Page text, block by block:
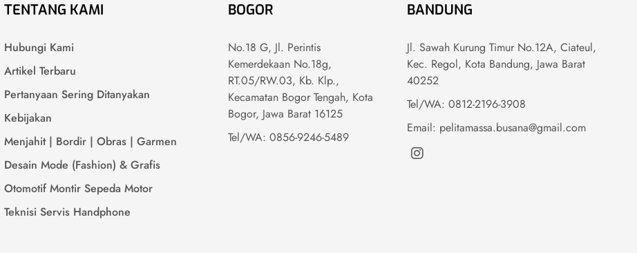
TENTANG KAMI
Hubungi Kami
Artikel Terbaru
Pertanyaan Sering Ditanyakan
Kebijakan
Menjahit | Bordir | Obras | Garmen
Desain Mode (Fashion) & Grafis
Otomotif Montir Sepeda Motor
Teknisi Servis Handphone
BOGOR
No.18 G, Jl. Perintis
Kemerdekaan No.18g,
RT.05/RW.03, Kb. Klp.,
Kecamatan Bogor Tengah, Kota
Bogor, Jawa Barat 16125
Tel/WA: 0856-9246-5489
BANDUNG
Jl. Sawah Kurung Timur No.12A, Ciateul,
Kec. Regol, Kota Bandung, Jawa Barat
40252
Tel/WA: 0812-2196-3908
Email: pelitamassa.busana@gmail.com